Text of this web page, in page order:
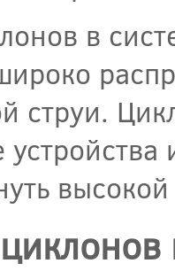
в
струи.